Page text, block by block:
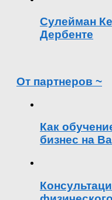
Сулейман
Дербенте
От партнеров ~
Как
бизнес на